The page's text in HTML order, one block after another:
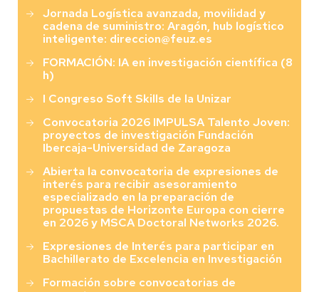
Jornada Logística avanzada, movilidad y
cadena de suministro: Aragón, hub logístico
inteligente: direccion@feuz.es
FORMACIÓN: IA en investigación científica (8
h)
I Congreso Soft Skills de la Unizar
Convocatoria 2026 IMPULSA Talento Joven:
proyectos de investigación Fundación
Ibercaja-Universidad de Zaragoza
Abierta la convocatoria de expresiones de
interés para recibir asesoramiento
especializado en la preparación de
propuestas de Horizonte Europa con cierre
en 2026 y MSCA Doctoral Networks 2026.
Expresiones de Interés para participar en
Bachillerato de Excelencia en Investigación
Formación sobre convocatorias de